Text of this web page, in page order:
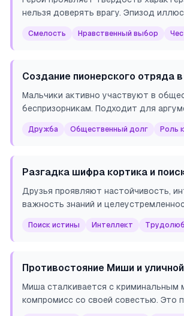
нельзя доверять врагу. Эпизод
Смелость Нравственный выбор
Создание пионерского отряда
Мальчики активно участвуют в
беспризорникам. Подходит для
Дружба Общественный долг Роль
Разгадка шифра кортика и
Друзья проявляют настойчивость,
важность знаний и
Поиск истины Интеллект
Противостояние Миши и
Миша сталкивается с криминальным
компромисс со своей совестью. Это